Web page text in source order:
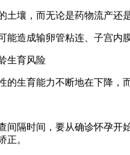
土壤，而无论是药物流产还
能造成输卵管粘连、子宫内
生育风险
的生育能力不断地在下降，
间隔时间，要从确诊怀孕开
正。